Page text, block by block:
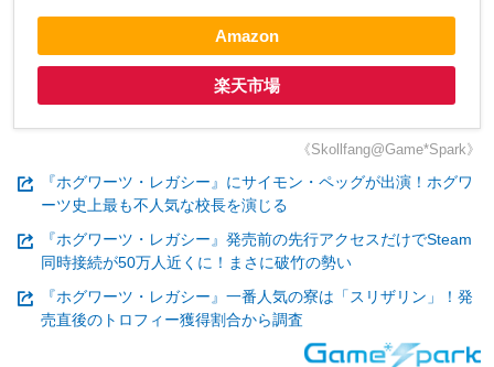
Amazon
楽天市場
《Skollfang@Game*Spark》
『ホグワーツ・レガシー』にサイモン・ペッグが出演！ホグワ
ーツ史上最も不人気な校長を演じる
『ホグワーツ・レガシー』発売前の先行アクセスだけでSteam
同時接続が50万人近くに！まさに破竹の勢い
『ホグワーツ・レガシー』一番人気の寮は「スリザリン」！発
売直後のトロフィー獲得割合から調査